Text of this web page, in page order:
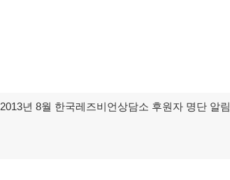
2013년 8월 한국레즈비언상담소 후원자 명단 알림